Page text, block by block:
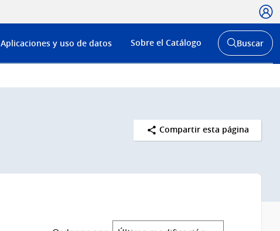
Menú
de
Aplicaciones y uso de datos Sobre el Catálogo
Abrir
buscador
Buscar
Compartir esta página